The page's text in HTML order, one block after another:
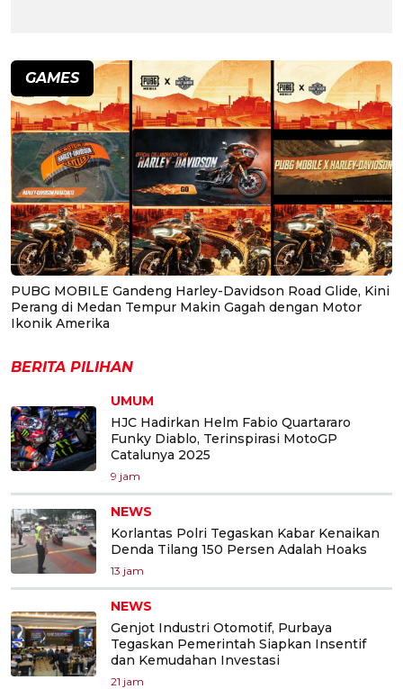
GAMES
PUBG MOBILE Gandeng Harley-Davidson Road Glide, Kini
Perang di Medan Tempur Makin Gagah dengan Motor
Ikonik Amerika
BERITA PILIHAN
UMUM
HJC Hadirkan Helm Fabio Quartararo
Funky Diablo, Terinspirasi MotoGP
Catalunya 2025
9 jam
NEWS
Korlantas Polri Tegaskan Kabar Kenaikan
Denda Tilang 150 Persen Adalah Hoaks
13 jam
NEWS
Genjot Industri Otomotif, Purbaya
Tegaskan Pemerintah Siapkan Insentif
dan Kemudahan Investasi
21 jam